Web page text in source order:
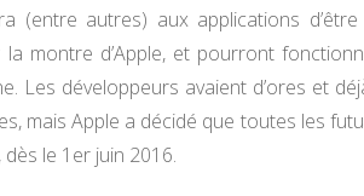
(entre autres) aux applications
montre d’Apple, et pourront
Les développeurs avaient d’ores et
mais Apple a décidé que toutes les
le 1er juin 2016.